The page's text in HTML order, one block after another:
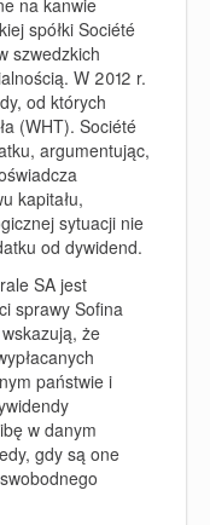
na kanwie
spółki Société
szwedzkich
W 2012 r.
od których
(WHT). Société
argumentując,
kapitału,
sytuacji nie
od dywidend.
SA jest
sprawy Sofina
że
państwie i
w danym
gdy są one